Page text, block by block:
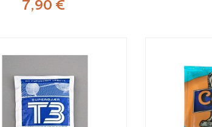
7,90 €